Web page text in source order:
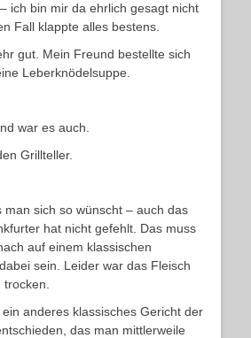
ich bin mir da ehrlich gesagt nicht
Fall klappte alles bestens.
gut. Mein Freund bestellte sich
Leberknödelsuppe.
war es auch.
Grillteller.
man sich so wünscht – auch das
hat nicht gefehlt. Das muss
auf einem klassischen
sein. Leider war das Fleisch
anderes klassisches Gericht der
das man mittlerweile